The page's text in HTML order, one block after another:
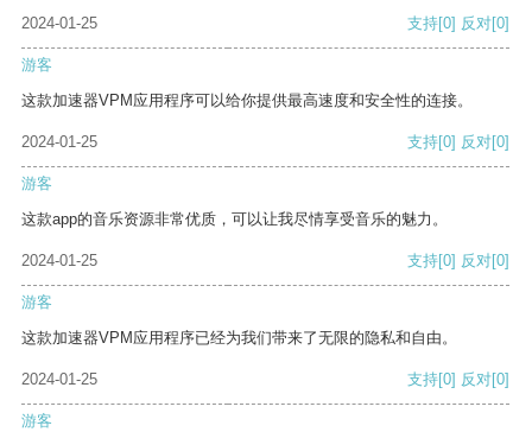
2024-01-25
支持[0] 反对[0]
游客
这款加速器VPM应用程序可以给你提供最高速度和安全性的连接。
2024-01-25 支持[0] 反对[0]
游客
这款app的音乐资源非常优质，可以让我尽情享受音乐的魅力。
2024-01-25 支持[0] 反对[0]
游客
这款加速器VPM应用程序已经为我们带来了无限的隐私和自由。
2024-01-25 支持[0] 反对[0]
游客